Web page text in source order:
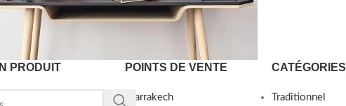
uteu ullamcorper
PRODUIT POINTS DE VENTE
Marrakech
CATÉGORIES
Traditionnel